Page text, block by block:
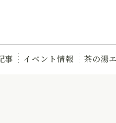
事 イベント情報 茶の湯